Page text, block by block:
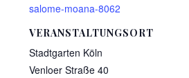
salome-moana-8062
VERANSTALTUNGSORT
Stadtgarten Köln
Venloer Straße 40